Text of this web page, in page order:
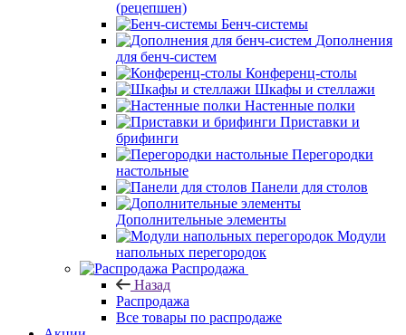
(рецепшен)
Бенч-системы
Дополнения
для бенч-систем
Конференц-столы
Шкафы и стеллажи
Настенные полки
Приставки и
брифинги
Перегородки
настольные
Панели для столов
Дополнительные элементы
Модули
напольных перегородок
Распродажа
Назад
Распродажа
Все товары по распродаже